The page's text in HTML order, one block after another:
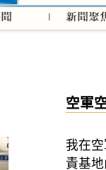
空軍
我在
責基